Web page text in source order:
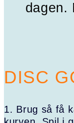
dagen.
DISC
1. Brug så få